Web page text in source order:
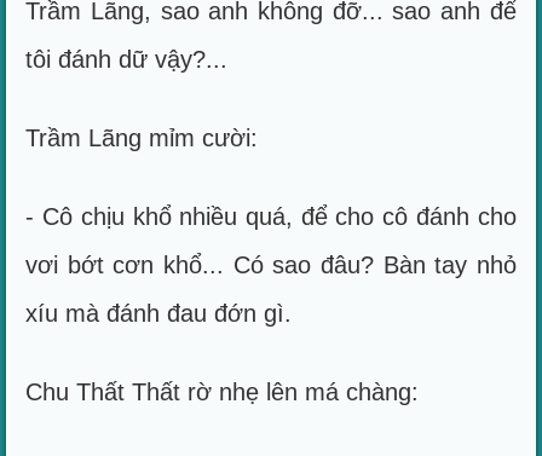
Trầm Lãng, sao anh không đỡ... sao anh để
tôi đánh dữ vậy?...
Trầm Lãng mỉm cười:
- Cô chịu khổ nhiều quá, để cho cô đánh cho
vơi bớt cơn khổ... Có sao đâu? Bàn tay nhỏ
xíu mà đánh đau đớn gì.
Chu Thất Thất rờ nhẹ lên má chàng: